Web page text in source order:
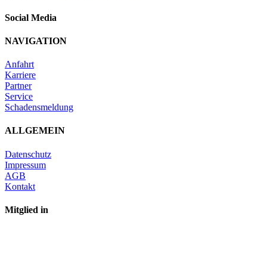
Social Media
NAVIGATION
Anfahrt
Karriere
Partner
Service
Schadensmeldung
ALLGEMEIN
Datenschutz
Impressum
AGB
Kontakt
Mitglied in